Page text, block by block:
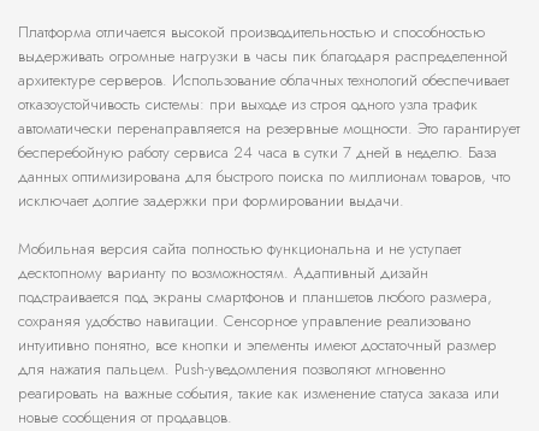
Платформа отличается высокой производительностью и способностью
выдерживать огромные нагрузки в часы пик благодаря распределенной
архитектуре серверов. Использование облачных технологий обеспечивает
отказоустойчивость системы: при выходе из строя одного узла трафик
автоматически перенаправляется на резервные мощности. Это гарантирует
бесперебойную работу сервиса 24 часа в сутки 7 дней в неделю. База
данных оптимизирована для быстрого поиска по миллионам товаров, что
исключает долгие задержки при формировании выдачи.
Мобильная версия сайта полностью функциональна и не уступает
десктопному варианту по возможностям. Адаптивный дизайн
подстраивается под экраны смартфонов и планшетов любого размера,
сохраняя удобство навигации. Сенсорное управление реализовано
интуитивно понятно, все кнопки и элементы имеют достаточный размер
для нажатия пальцем. Push-уведомления позволяют мгновенно
реагировать на важные события, такие как изменение статуса заказа или
новые сообщения от продавцов.